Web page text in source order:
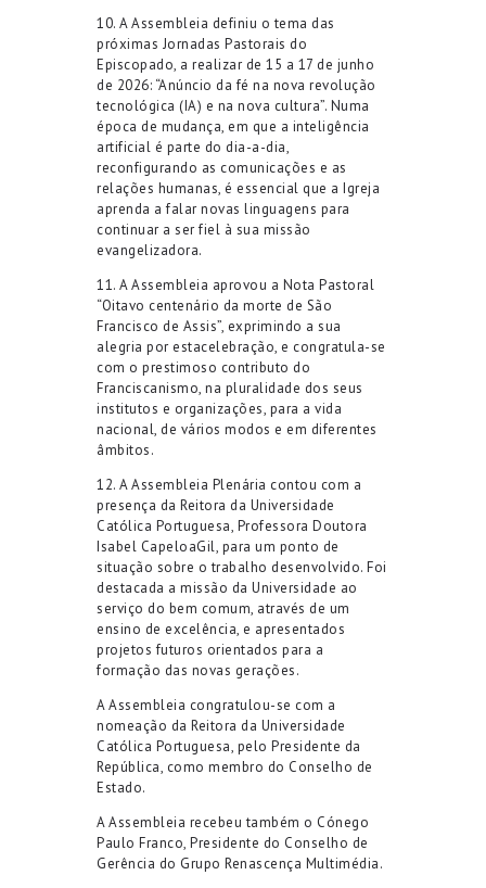
10. A Assembleia definiu o tema das
próximas Jornadas Pastorais do
Episcopado, a realizar de 15 a 17 de junho
de 2026: “Anúncio da fé na nova revolução
tecnológica (IA) e na nova cultura”. Numa
época de mudança, em que a inteligência
artificial é parte do dia-a-dia,
reconfigurando as comunicações e as
relações humanas, é essencial que a Igreja
aprenda a falar novas linguagens para
continuar a serfiel à sua missão
evangelizadora.
11. A Assembleia aprovou a Nota Pastoral
“Oitavo centenário da morte de São
Francisco de Assis”, exprimindo a sua
alegria por estacelebração, e congratula-se
com o prestimoso contributo do
Franciscanismo, na pluralidade dos seus
institutos e organizações, para a vida
nacional, de vários modos e em diferentes
âmbitos.
12. A Assembleia Plenária contou com a
presença da Reitora da Universidade
Católica Portuguesa, Professora Doutora
Isabel CapeloaGil, para um ponto de
situação sobre o trabalho desenvolvido. Foi
destacada a missão da Universidade ao
serviço do bem comum, através de um
ensino de excelência, e apresentados
projetos futuros orientados para a
formação das novas gerações.
A Assembleia congratulou-se com a
nomeação da Reitora da Universidade
Católica Portuguesa, pelo Presidente da
República, como membro do Conselho de
Estado.
A Assembleia recebeu também o Cónego
Paulo Franco, Presidente do Conselho de
Gerência do Grupo Renascença Multimédia.